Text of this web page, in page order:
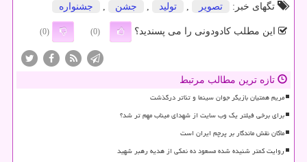
تگهای خبر:
تصویر تولید جشن جشنواره
این مطلب کادودونی را می پسندید؟ (0)
(0)
تازه ترین مطالب مرتبط
مریم همتیان بازیگر جوان سینما و تئاتر درگذشت
برای برخی فیلتر یک وب سایت از شهدای میناب مهم تر شد؟
ماکان نقش ماندگار بر پرچم ایران است
روایت کمتر شنیده شده مسعود ده نمکی از هدیه رهبر شهید